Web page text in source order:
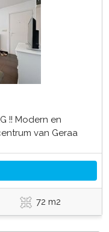
!! Modern en
van Geraa
72 m2